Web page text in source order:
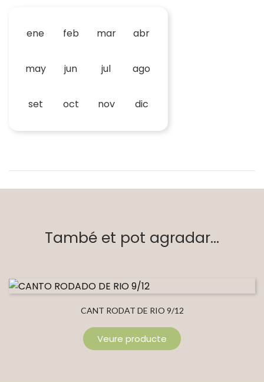
ene feb mar abr
may jun jul ago
set oct nov dic
També et pot agradar...
CANT RODAT DE RIO 9/12
Veure producte